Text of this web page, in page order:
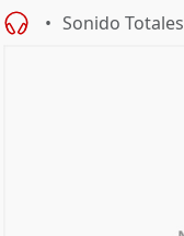
Sonido Totales